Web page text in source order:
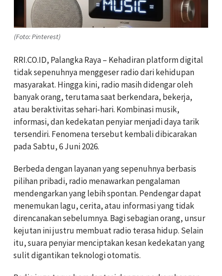
(Foto: Pinterest)
RRI.CO.ID, Palangka Raya– Kehadiran platform digital
tidak sepenuhnya menggeser radio dari kehidupan
masyarakat. Hingga kini, radio masih didengar oleh
banyak orang, terutama saat berkendara, bekerja,
atau beraktivitas sehari-hari. Kombinasi musik,
informasi, dan kedekatan penyiar menjadi daya tarik
tersendiri. Fenomena tersebut kembali dibicarakan
pada Sabtu, 6 Juni 2026.
Berbeda dengan layanan yang sepenuhnya berbasis
pilihan pribadi, radio menawarkan pengalaman
mendengarkan yang lebih spontan. Pendengar dapat
menemukan lagu, cerita, atau informasi yang tidak
direncanakan sebelumnya. Bagi sebagian orang, unsur
kejutan ini justru membuat radio terasa hidup. Selain
itu, suara penyiar menciptakan kesan kedekatan yang
sulit digantikan teknologi otomatis.